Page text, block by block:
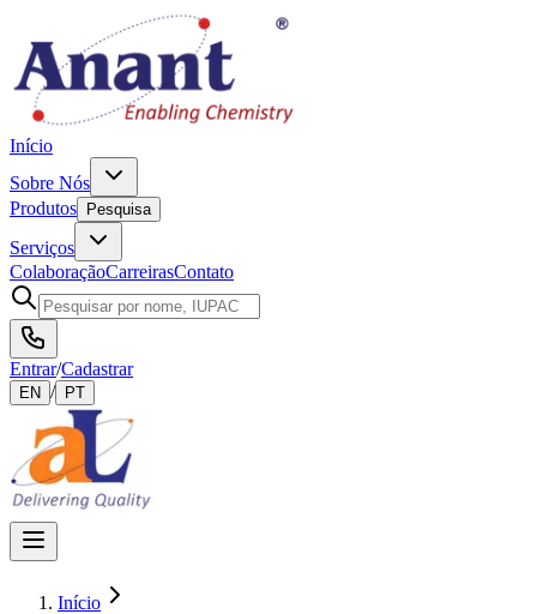
Início
Sobre Nós
Produtos
Pesquisa
Serviços
ColaboraçãoCarreirasContato
Entrar/Cadastrar
EN / PT
Início